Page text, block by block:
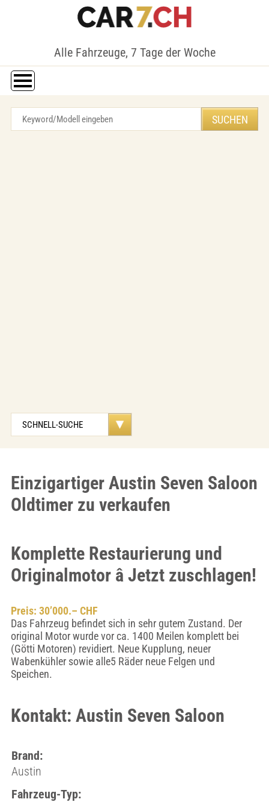
Alle Fahrzeuge, 7 Tage der Woche
Einzigartiger Austin Seven Saloon
Oldtimer zu verkaufen
Komplette Restaurierung und
Originalmotor â Jetzt zuschlagen!
Preis: 30’000.– CHF
Das Fahrzeug befindet sich in sehr gutem Zustand. Der
original Motor wurde vor ca. 1400 Meilen komplett bei
(Götti Motoren) revidiert. Neue Kupplung, neuer
Wabenkühler sowie alle5 Räder neue Felgen und
Speichen.
Kontakt: Austin Seven Saloon
Brand:
Austin
Fahrzeug-Typ: